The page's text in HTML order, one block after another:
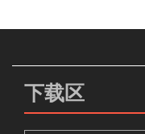
下载区